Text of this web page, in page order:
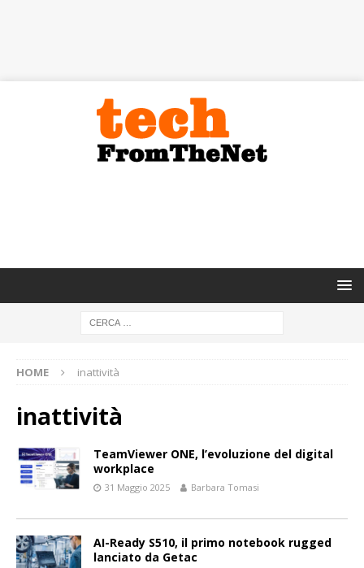
HOME inattività
inattività
TeamViewer ONE, l’evoluzione del digital
workplace
31 Maggio 2025 Barbara Tomasi
AI-Ready S510, il primo notebook rugged
lanciato da Getac